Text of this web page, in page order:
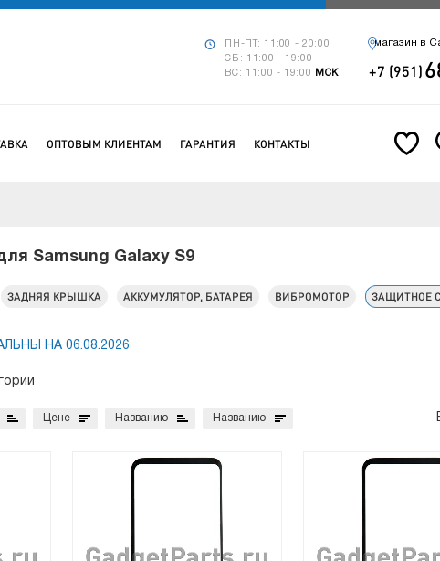
ПН-ПТ: 11:00 - 20:00
СБ: 11:00 - 19:00
ВС: 11:00 - 19:00
МСК
магазин в
+7 (951)
ОПТОВЫМ КЛИЕНТАМ ГАРАНТИЯ КОНТАКТЫ
Samsung Galaxy S9
ЗАДНЯЯ КРЫШКА АККУМУЛЯТОР, БАТАРЕЯ ВИБРОМОТОР ЗАЩИТНОЕ
НА 06.08.2026
Цене Названию Названию